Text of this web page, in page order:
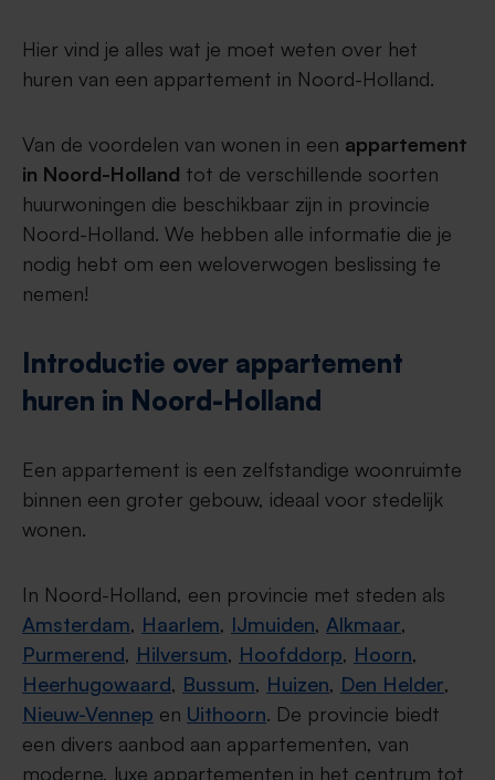
Hier vind je alles wat je moet weten over het
huren van een appartement in Noord-Holland.
Van de voordelen van wonen in een appartement
in Noord-Holland tot de verschillende soorten
huurwoningen die beschikbaar zijn in provincie
Noord-Holland. We hebben alle informatie die je
nodig hebt om een weloverwogen beslissing te
nemen!
Introductie over appartement
huren in Noord-Holland
Een appartement is een zelfstandige woonruimte
binnen een groter gebouw, ideaal voor stedelijk
wonen.
In Noord-Holland, een provincie met steden als
Amsterdam, Haarlem, IJmuiden, Alkmaar,
Purmerend, Hilversum, Hoofddorp, Hoorn,
Heerhugowaard, Bussum, Huizen, Den Helder,
Nieuw-Vennep en Uithoorn. De provincie biedt
een divers aanbod aan appartementen, van
moderne, luxe appartementen in het centrum tot